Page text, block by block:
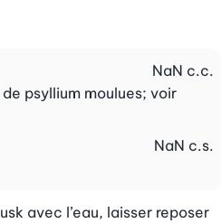
psyllium moulues; voir
NaN c.c.
NaN c.s.
avec l’eau, laisser reposer